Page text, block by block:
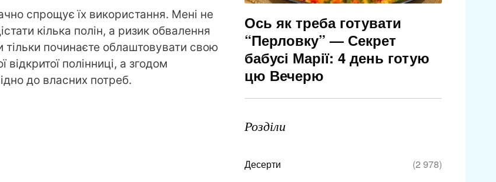
спрощує їх використання. Мені не
кілька полін, а ризик обвалення
тільки починаєте облаштовувати свою
полінниці, а згодом
до власних потреб.
Ось як треба готувати
“Перловку” — Секрет
бабусі Марії: 4 день готую
цю Вечерю
Розділи
Десерти
(2 978)